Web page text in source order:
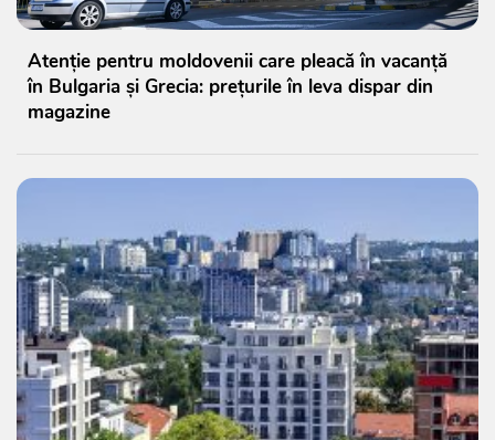
Atenție pentru moldovenii care pleacă în vacanță
în Bulgaria și Grecia: prețurile în leva dispar din
magazine